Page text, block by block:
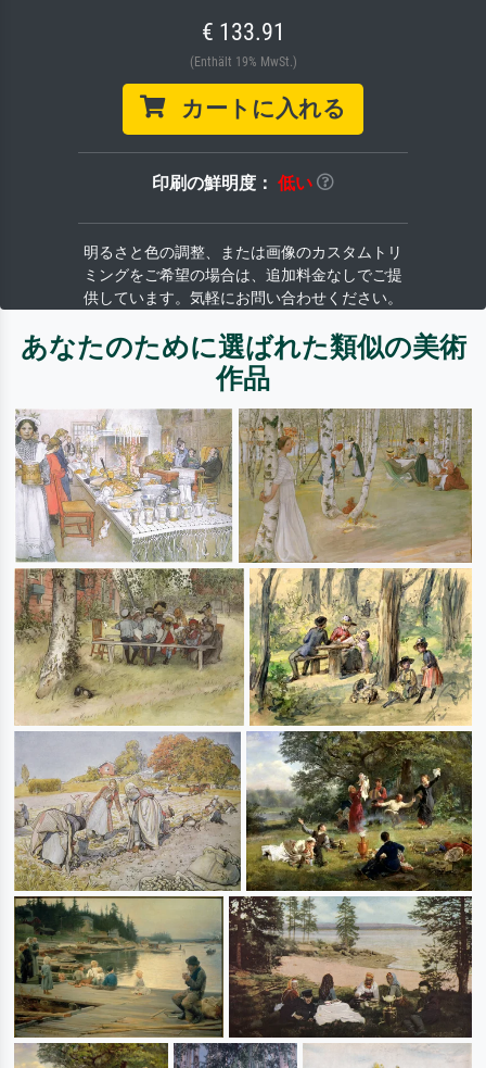
€ 133.91
(Enthält 19% MwSt.)
カートに入れる
印刷の鮮明度： 低い
明るさと色の調整、または画像のカスタムトリ
ミングをご希望の場合は、追加料金なしでご提
供しています。気軽にお問い合わせください。
あなたのために選ばれた類似の美術
作品